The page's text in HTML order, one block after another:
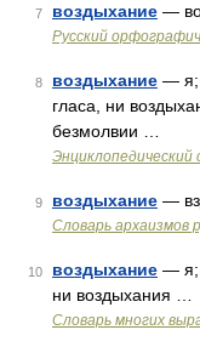
7 воздыхание —
Русский
8 воздыхание — я;
гласа, ни
безмолвии …
Энциклопедический
9 воздыхание —
Cловарь архаизмов
10 воздыхание — я;
ни воздыхания …
Словарь многих